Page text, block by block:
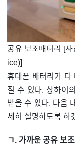
공유 보조배터리 [
ice)]
휴대폰 배터리가 다
질 수 있다. 상하이
받을 수 있다. 다음
세히 설명하도록 하
ㄱ. 가까운 공유 보